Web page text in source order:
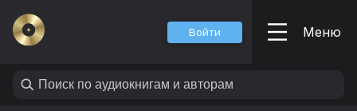
Войти Меню